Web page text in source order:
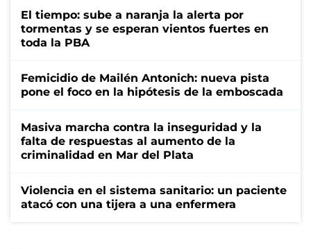
El tiempo: sube a naranja la alerta por
tormentas y se esperan vientos fuertes en
toda la PBA
Femicidio de Mailén Antonich: nueva pista
pone el foco en la hipótesis de la emboscada
Masiva marcha contra la inseguridad y la
falta de respuestas al aumento de la
criminalidad en Mar del Plata
Violencia en el sistema sanitario: un paciente
atacó con una tijera a una enfermera